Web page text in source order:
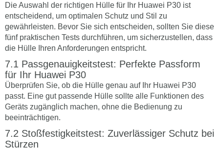
Die Auswahl der richtigen Hülle für Ihr Huawei P30 ist
entscheidend, um optimalen Schutz und Stil zu
gewährleisten. Bevor Sie sich entscheiden, sollten Sie diese
fünf praktischen Tests durchführen, um sicherzustellen, dass
die Hülle Ihren Anforderungen entspricht.
Passgenauigkeitstest: Perfekte Passform
für Ihr Huawei P30
Überprüfen Sie, ob die Hülle genau auf Ihr Huawei P30
passt. Eine gut passende Hülle sollte alle Funktionen des
Geräts zugänglich machen, ohne die Bedienung zu
beeinträchtigen.
Stoßfestigkeitstest: Zuverlässiger Schutz bei
Stürzen